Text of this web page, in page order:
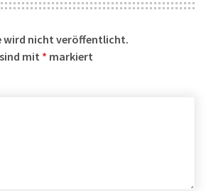
wird nicht veröffentlicht.
mit * markiert